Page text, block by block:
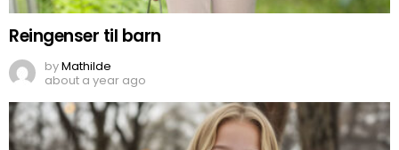
Reingenser til barn
byMathilde
about a year ago